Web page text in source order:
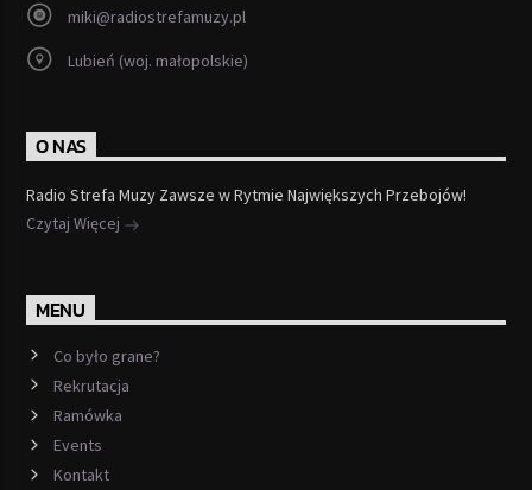
miki@radiostrefamuzy.pl
Lubień (woj. małopolskie)
O NAS
Radio Strefa Muzy Zawsze w Rytmie Największych Przebojów!
Czytaj Więcej
MENU
Co było grane?
Rekrutacja
Ramówka
Events
Kontakt